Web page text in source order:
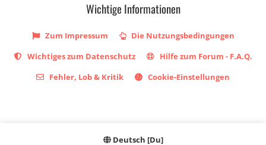
Wichtige Informationen
Zum Impressum
Die Nutzungsbedingungen
Wichtiges zum Datenschutz
Hilfe zum Forum - F.A.Q.
Fehler, Lob & Kritik
Cookie-Einstellungen
Deutsch [Du]